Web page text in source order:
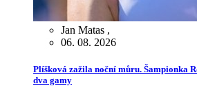
Jan Matas ,
06. 08. 2026
Plíšková zažila noční můru. Šampionka
dva gamy